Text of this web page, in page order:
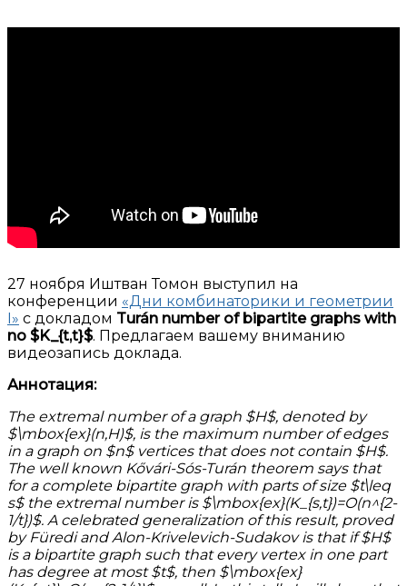
27 ноября Иштван Томон выступил на
конференции «Дни комбинаторики и геометрии
I» с докладом Turán number of bipartite graphs with
no $K_{t,t}$. Предлагаем вашему вниманию
видеозапись доклада.
Аннотация:
The extremal number of a graph $H$, denoted by
$\mbox{ex}(n,H)$, is the maximum number of edges
in a graph on $n$ vertices that does not contain $H$.
The well known Kővári-Sós-Turán theorem says that
for a complete bipartite graph with parts of size $t\leq
s$ the extremal number is $\mbox{ex}(K_{s,t})=O(n^{2-
1/t})$. A celebrated generalization of this result, proved
by Füredi and Alon-Krivelevich-Sudakov is that if $H$
is a bipartite graph such that every vertex in one part
has degree at most $t$, then $\mbox{ex}